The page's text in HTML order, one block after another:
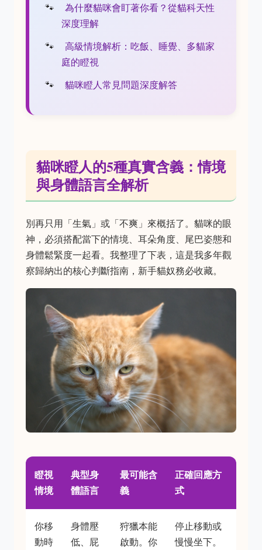
為什麼貓咪會盯著你看？從貓科天性
深度理解
高級情境解析：吃飯、睡覺、多貓家
庭的瞪視
貓咪瞪人常見問題深度解答
貓咪瞪人的5種真實含義：情境
與身體語言全解析
別再只用「生氣」或「不爽」來概括了。貓咪的眼
神，必須搭配當下的情境、耳朵角度、尾巴姿態和
身體鬆緊度一起看。我整理了下表，這是我多年觀
察歸納出的核心判斷指南，新手貓奴務必收藏。
瞪視
情境
典型身
體語言
最可能含
義
正確回應方
式
你移
動時
身體壓
低、屁
狩獵本能
啟動。你
停止移動或
慢慢坐下。